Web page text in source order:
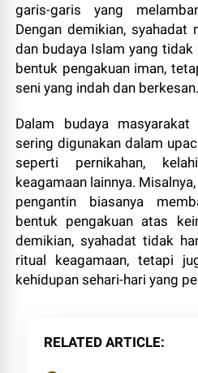
garis-garis yang
Dengan demikian, syahadat
dan budaya Islam yang
bentuk pengakuan iman,
seni yang indah dan berkesan.
Dalam budaya
sering digunakan dalam
seperti pernikahan,
keagamaan lainnya.
pengantin biasanya
bentuk pengakuan atas
demikian, syahadat tidak
ritual keagamaan, tetapi
kehidupan sehari-hari yang
RELATED ARTICLE